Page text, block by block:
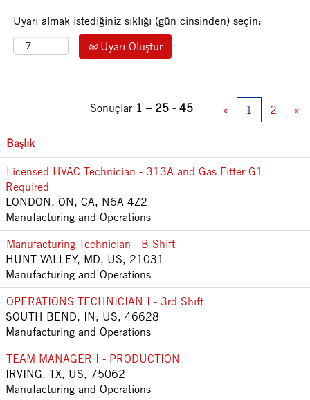
Uyarı almak istediğiniz sıklığı (gün cinsinden) seçin:
Uyarı Oluştur
Sonuçlar 1 – 25 - 45 « 1 2 »
Başlık
Licensed HVAC Technician - 313A and Gas Fitter G1
Required
LONDON, ON, CA, N6A 4Z2
Manufacturing and Operations
Manufacturing Technician - B Shift
HUNT VALLEY, MD, US, 21031
Manufacturing and Operations
OPERATIONS TECHNICIAN I - 3rd Shift
SOUTH BEND, IN, US, 46628
Manufacturing and Operations
TEAM MANAGER I - PRODUCTION
IRVING, TX, US, 75062
Manufacturing and Operations